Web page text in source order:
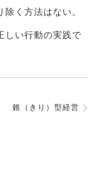
く方法はない。
しい行動の実践で
錐（きり）型経営